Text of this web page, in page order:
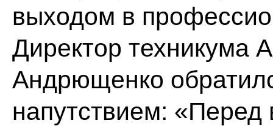
выходом в
Директор техникума
Андрющенко
напутствием: